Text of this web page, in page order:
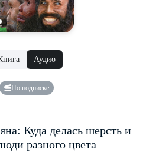
Аудио
По подписке
Куда делась шерсть и
разного цвета